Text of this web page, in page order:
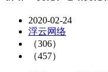
2020-02-24
浮云网络
（306）
（457）